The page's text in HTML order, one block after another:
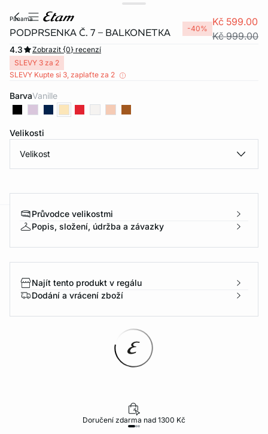
panama
PODPRSENKA Č. 7 – BALKONETKA -40%
Kč 599.00
Kč 999.00
4.3
Zobrazit {0} recenzí
SLEVY 3 za 2
SLEVY Kupte si 3, zaplaťte za 2
Barva vanille
Velikosti
Velikost
Průvodce velikostmi
Popis, složení, údržba a závazky
Najít tento produkt v regálu
Dodání a vrácení zboží
Doručení zdarma nad 1300 Kč